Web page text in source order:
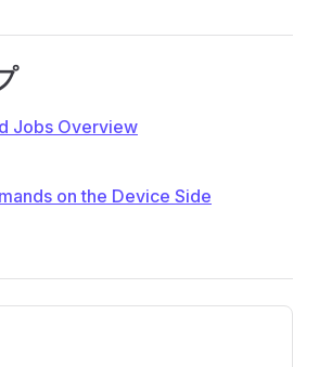
Jobs Overview
on the Device Side